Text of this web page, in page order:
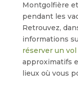
Montgolfière
pendant les
Retrouvez,
informations
réserver un
approximatifs
lieux où vous